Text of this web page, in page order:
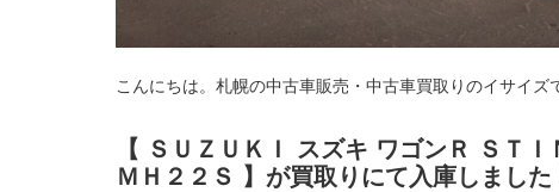
こんにちは。札幌の中古車販売・中古車買取りのイサイズ
【 ＳＵＺＵＫＩ スズキ ワゴンＲ ＳＴ
ＭＨ２２Ｓ 】 が買取りにて入庫しました